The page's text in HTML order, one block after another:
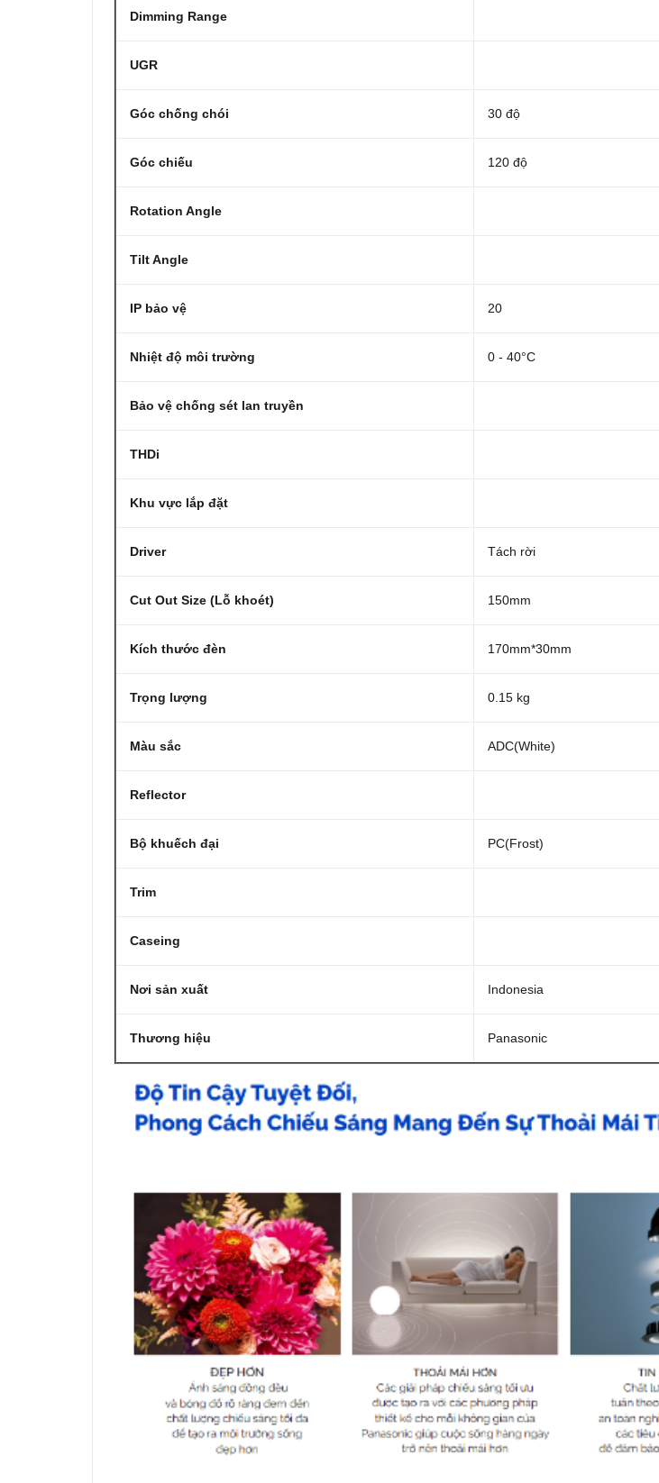
Dimming Range
UGR
Góc chống chói 30 độ
Góc chiếu 120 độ
Rotation Angle
Tilt Angle
IP bảo vệ 20
Nhiệt độ môi trường 0 - 40°C
Bảo vệ chống sét lan truyền
THDi
Khu vực lắp đặt
Driver Tách rời
Cut Out Size (Lỗ khoét) 150mm
Kích thước đèn 170mm*30mm
Trọng lượng 0.15 kg
Màu sắc ADC(White)
Reflector
Bộ khuếch đại PC(Frost)
Trim
Caseing
Nơi sản xuất Indonesia
Thương hiệu Panasonic